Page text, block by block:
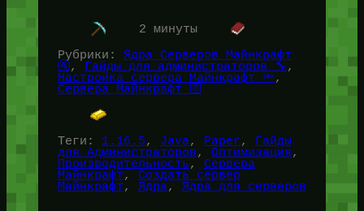
2 минуты
Рубрики: Ядра Серверов Майнкрафт
🚰, Гайды для администраторов 🔧
Настройка сервера Майнкрафт 🔦
Сервера Майнкрафт 🛜
Теги: 1.16.5, Java, Paper,
Гайды
для Администраторов, Оптимизация
Производительность, Сервера
Майнкрафт, Создать сервер
Майнкрафт, Ядра, Ядра для серверов